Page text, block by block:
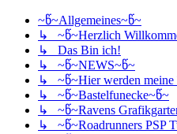
~წ~Allgemeines~წ~
↳ ~წ~Herzlich
↳ Das Bin ich!
↳ ~წ~NEWS~წ~
↳ ~წ~Hier werden meine
↳ ~წ~Bastelfunecke~წ~
↳ ~წ~Ravens
↳ ~წ~Roadrunners PSP